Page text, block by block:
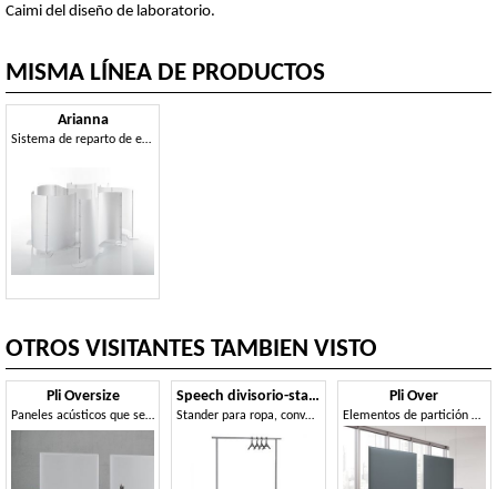
Caimi del diseño de laboratorio.
MISMA LÍNEA DE PRODUCTOS
Arianna
Sistema de reparto de espacio abierto
OTROS VISITANTES TAMBIEN VISTO
Pli Oversize
Paneles acústicos que se pueden utilizar para dividir el espacio
Speech divisorio-stander
Stander para ropa, convertible en una unidad de partición.
Pli Over
Elementos de partición que absorben el sonido